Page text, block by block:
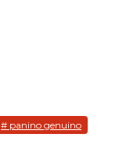
# panino genuino